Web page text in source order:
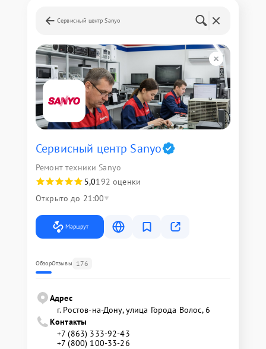
Сервисный центр Sanyo
Сервисный центр Sanyo
Ремонт техники Sanyo
5,0192 оценки
Открыто до 21:00
Маршрут
ОбзорОтзывы 176
Адрес
г. Ростов-на-Дону, улица Города Волос, 6
Контакты
+7 (863) 333-92-43
+7 (800) 100-33-26